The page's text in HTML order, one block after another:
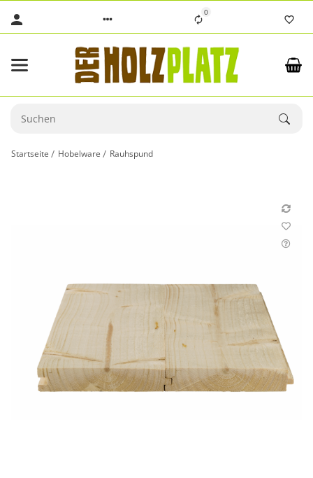
0
Startseite Hobelware Rauhspund